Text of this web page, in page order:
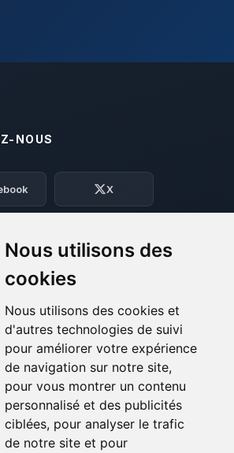
Nous utilisons des
cookies
Nous utilisons des cookies et
d'autres technologies de suivi
pour améliorer votre expérience
de navigation sur notre site,
pour vous montrer un contenu
personnalisé et des publicités
ciblées, pour analyser le trafic
de notre site et pour
NOUS
X
quelqu’un pour me parler !
ton petit assistant
Dis-moi ce dont tu as besoin
mes petits circuits
16:10